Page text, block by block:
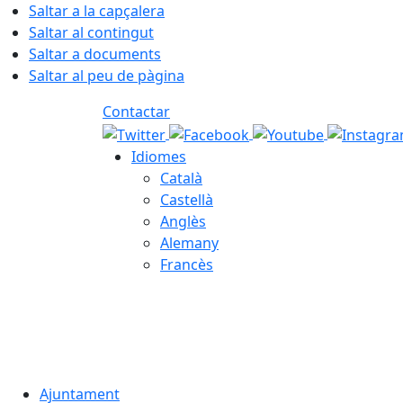
Saltar a la capçalera
Saltar al contingut
Saltar a documents
Saltar al peu de pàgina
Contactar
Idiomes
Català
Castellà
Anglès
Alemany
Francès
Ajuntament